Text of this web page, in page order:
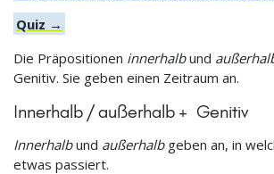
Quiz →
Die Präpositionen innerhalbund
Genitiv. Sie geben einen Zeitraum an.
Innerhalb / außerhalb + Genitiv
Innerhalbund außerhalbgeben an, in
etwas passiert.